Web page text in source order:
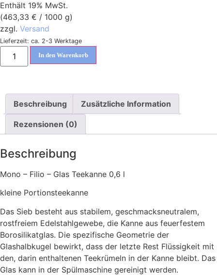
Enthält 19% MwSt.
(463,33 € / 1000 g)
zzgl. Versand
Lieferzeit: ca. 2-3 Werktage
In den Warenkorb
Beschreibung Zusätzliche Information
Rezensionen (0)
Beschreibung
Mono – Filio – Glas Teekanne 0,6 l
kleine Portionsteekanne
Das Sieb besteht aus stabilem, geschmacksneutralem,
rostfreiem Edelstahlgewebe, die Kanne aus feuerfestem
Borosilikatglas. Die spezifische Geometrie der
Glashalbkugel bewirkt, dass der letzte Rest Flüssigkeit mit
den, darin enthaltenen Teekrümeln in der Kanne bleibt. Das
Glas kann in der Spülmaschine gereinigt werden.